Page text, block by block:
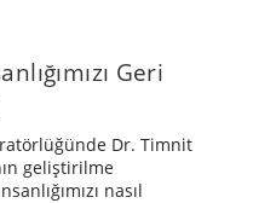
Geri
Dr. Timnit
geliştirilme
nasıl